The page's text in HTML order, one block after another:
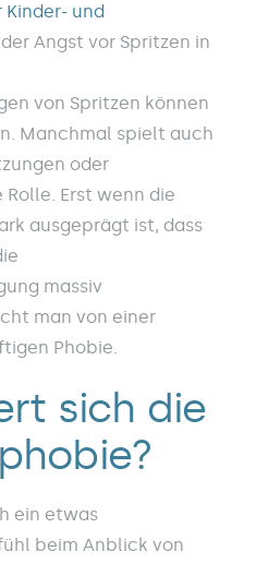
Kinder- und
Angst vor Spritzen in
von Spritzen können
Manchmal spielt auch
oder
Erst wenn die
ausgeprägt ist, dass
massiv
man von einer
Phobie.
sich die
ein etwas
beim Anblick von